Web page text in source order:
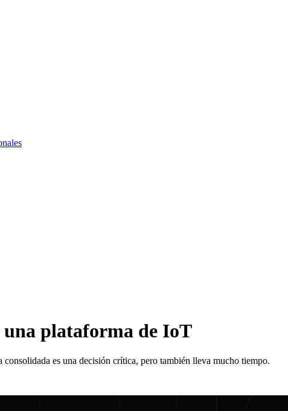
una plataforma de IoT
es una decisión crítica, pero también lleva mucho tiempo.